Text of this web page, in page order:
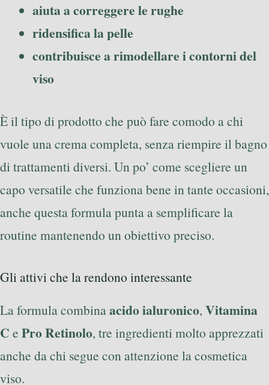
aiuta a correggere le rughe
ridensifica la pelle
contribuisce a rimodellare i contorni del
viso
È il tipo di prodotto che può fare comodo a chi
vuole una crema completa, senza riempire il bagno
di trattamenti diversi. Un po’ come scegliere un
capo versatile che funziona bene in tante occasioni,
anche questa formula punta a semplificare la
routine mantenendo un obiettivo preciso.
Gli attivi che la rendono interessante
La formula combinaacido ialuronico, Vitamina
C e Pro Retinolo, tre ingredienti molto apprezzati
anche da chi segue con attenzione la cosmetica
viso.